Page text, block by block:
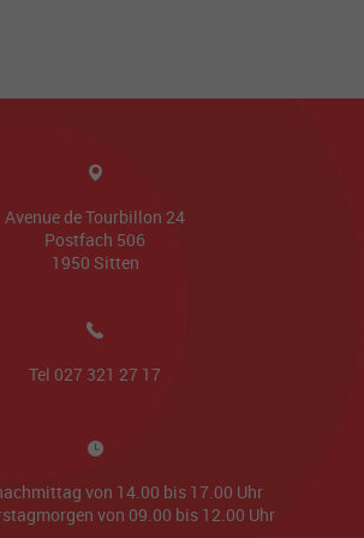
Avenue de Tourbillon 24
Postfach 506
1950 Sitten
Tel 027 321 27 17
von 14.00 bis 17.00 Uhr
von 09.00 bis 12.00 Uhr